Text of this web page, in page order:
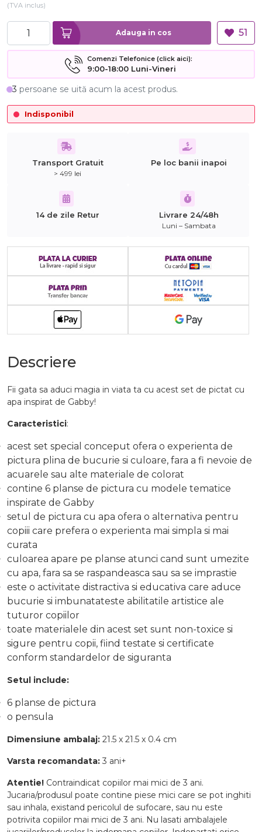
(TVA inclus)
Adauga in cos 51
Comenzi Telefonice (click aici):
9:00-18:00 Luni-Vineri
3 persoane se uită acum la acest produs.
Indisponibil
Transport Gratuit
> 499 lei
Pe loc banii inapoi
14 de zile Retur Livrare 24/48h
Luni – Sambata
Descriere
Fii gata sa aduci magia in viata ta cu acest set de pictat cu
apa inspirat de Gabby!
Caracteristici:
acest set special conceput ofera o experienta de
pictura plina de bucurie si culoare, fara a fi nevoie de
acuarele sau alte materiale de colorat
contine 6 planse de pictura cu modele tematice
inspirate de Gabby
setul de pictura cu apa ofera o alternativa pentru
copiii care prefera o experienta mai simpla si mai
curata
culoarea apare pe planse atunci cand sunt umezite
cu apa, fara sa se raspandeasca sau sa se imprastie
este o activitate distractiva si educativa care aduce
bucurie si imbunatateste abilitatile artistice ale
tuturor copiilor
toate materialele din acest set sunt non-toxice si
sigure pentru copii, fiind testate si certificate
conform standardelor de siguranta
Setul include:
6 planse de pictura
o pensula
Dimensiune ambalaj: 21.5 x 21.5 x 0.4 cm
Varsta recomandata: 3 ani+
Atentie! Contraindicat copiilor mai mici de 3 ani.
Jucaria/produsul poate contine piese mici care se pot inghiti
sau inhala, existand pericolul de sufocare, sau nu este
potrivita copiilor mai mici de 3 ani. Nu lasati ambalajele